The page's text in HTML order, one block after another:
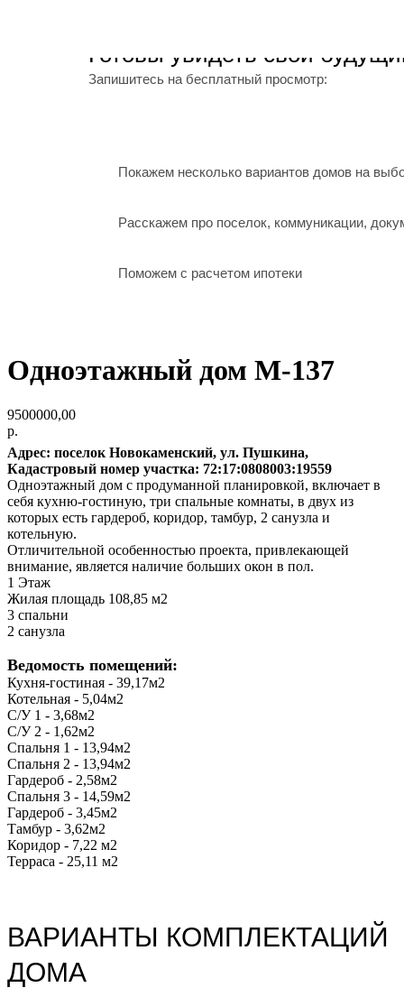
Одноэтажный дом М-137
9500000,00
р.
Адрес: поселок Новокаменский, ул. Пушкина,
Кадастровый номер участка: 72:17:0808003:19559
Одноэтажный дом с продуманной планировкой, включает в
себя кухню-гостиную, три спальные комнаты, в двух из
которых есть гардероб, коридор, тамбур, 2 санузла и
котельную.
Отличительной особенностью проекта, привлекающей
внимание, является наличие больших окон в пол.
1 Этаж
Жилая площадь 108,85 м2
3 спальни
2 санузла
Ведомость помещений:
Кухня-гостиная - 39,17м2
Котельная - 5,04м2
С/У 1 - 3,68м2
С/У 2 - 1,62м2
Спальня 1 - 13,94м2
Спальня 2 - 13,94м2
Гардероб - 2,58м2
Спальня 3 - 14,59м2
Гардероб - 3,45м2
Тамбур - 3,62м2
Коридор - 7,22 м2
Терраса - 25,11 м2
ВАРИАНТЫ КОМПЛЕКТАЦИЙ
ДОМА
Готовы увидеть свой
Запишитесь на бесплатный просмотр:
Покажем несколько вариантов домов на
Расскажем про поселок, коммуникации,
Поможем с расчетом ипотеки